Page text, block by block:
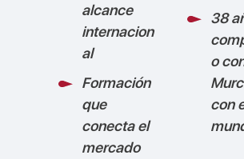
alcance
internacion
al
Formación
que
conecta el
mercado
38
o
con